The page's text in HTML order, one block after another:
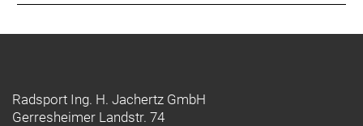
Aluminiumumlenkhebel, austauschbare untere
Rahmengröße: S
Radsport Ing. H. Jachertz GmbH
Gerresheimer Landstr. 74